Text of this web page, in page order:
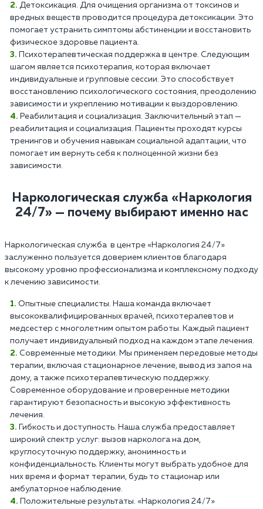
Детоксикация. Для очищения организма от токсинов и
вредных веществ проводится процедура детоксикации. Это
помогает устранить симптомы абстиненции и восстановить
физическое здоровье пациента.
Психотерапевтическая поддержка в центре. Следующим
шагом является психотерапия, которая включает
индивидуальные и групповые сессии. Это способствует
восстановлению психологического состояния, преодолению
зависимости и укреплению мотивации к выздоровлению.
Реабилитация и социализация. Заключительный этап —
реабилитация и социализация. Пациенты проходят курсы
тренингов и обучения навыкам социальной адаптации, что
помогает им вернуть себя к полноценной жизни без
зависимости.
Наркологическая служба «Наркология
24/7» — почему выбирают именно нас
Наркологическая служба в центре «Наркология 24/7»
заслуженно пользуется доверием клиентов благодаря
высокому уровню профессионализма и комплексному подходу
к лечению зависимости.
Опытные специалисты. Наша команда включает
высококвалифицированных врачей, психотерапевтов и
медсестер с многолетним опытом работы. Каждый пациент
получает индивидуальный подход на каждом этапе лечения.
Современные методики. Мы применяем передовые методы
терапии, включая стационарное лечение, вывод из запоя на
дому, а также психотерапевтическую поддержку.
Современное оборудование и проверенные методики
гарантируют безопасность и высокую эффективность
лечения.
Гибкость и доступность. Наша служба предоставляет
широкий спектр услуг: вызов нарколога на дом,
круглосуточную поддержку, анонимность и
конфиденциальность. Клиенты могут выбрать удобное для
них время и формат терапии, будь то стационар или
амбулаторное наблюдение.
Положительные результаты. «Наркология 24/7»